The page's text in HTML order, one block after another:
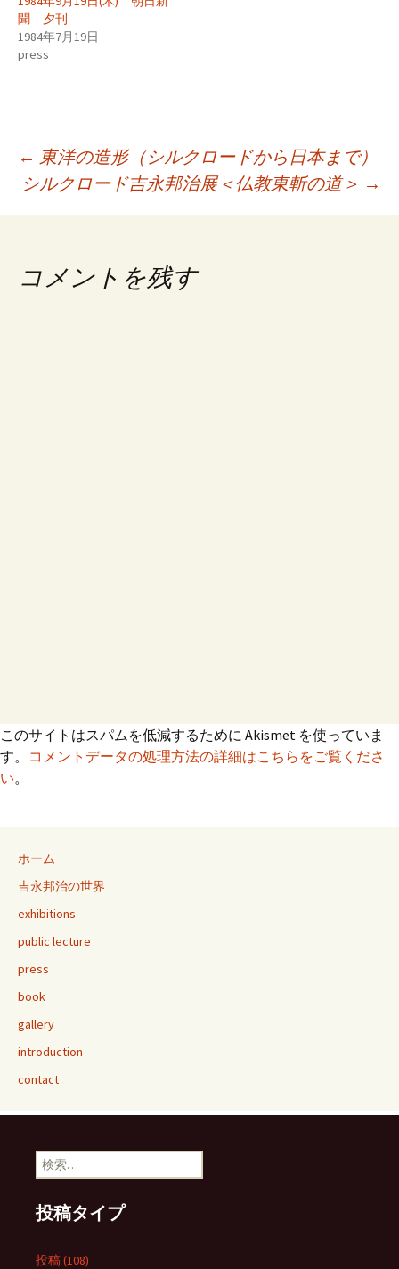
聞 夕刊
1984年7月19日
press
投
稿
ナ
← 東洋の造形（シルクロードから日本まで）
シルクロード吉永邦治展＜仏教東斬の道＞ →
コメントを残す
このサイトはスパムを低減するために Akismet を使っていま
す。 コメントデータの処理方法の詳細はこちらをご覧くださ
い。
ホーム
吉永邦治の世界
exhibitions
public lecture
press
book
gallery
introduction
contact
検
索:
投稿タイプ
投稿 (108)